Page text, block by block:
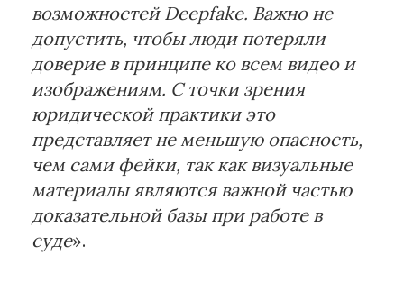
возможностей Deepfake. Важно не
допустить, чтобы люди потеряли
доверие в принципе ко всем видео и
изображениям. С точки зрения
юридической практики это
представляет не меньшую опасность,
чем сами фейки, так как визуальные
материалы являются важной частью
доказательной базы при работе в
суде».